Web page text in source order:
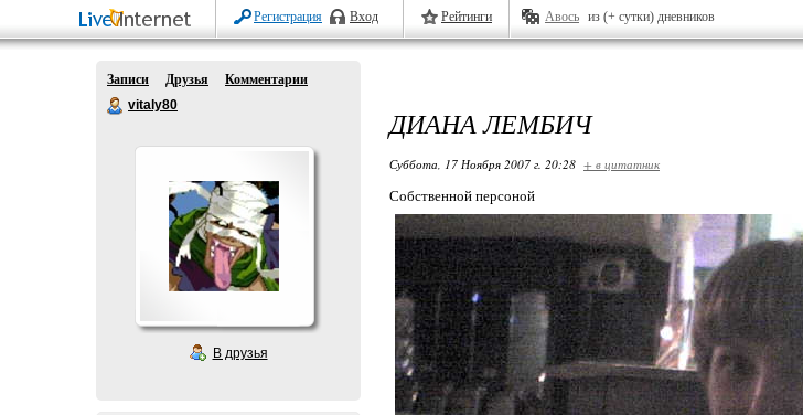
Регистрация Вход Рейтинги Авось из (+ сутки) дневников
Записи Друзья
Комментарии
vitaly80
В друзья
ДИАНА ЛЕМБИЧ
Суббота, 17 Ноября 2007 г. 20:28 + в цитатник
Собственной персоной